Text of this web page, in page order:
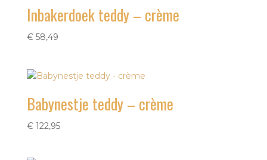
Inbakerdoek teddy – crème
€58,49
Babynestje teddy – crème
€122,95